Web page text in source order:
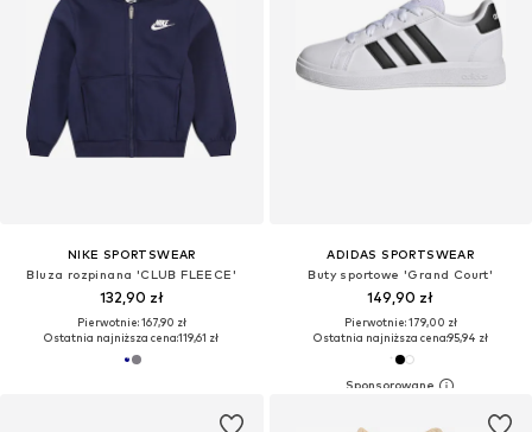
NIKE SPORTSWEAR
Bluza rozpinana 'CLUB FLEECE'
132,90 zł
Pierwotnie: 167,90 zł
Ostatnia najniższa cena:119,61 zł
ADIDAS SPORTSWEAR
Buty sportowe 'Grand Court'
149,90 zł
Pierwotnie: 179,00 zł
Ostatnia najniższa cena:95,94 zł